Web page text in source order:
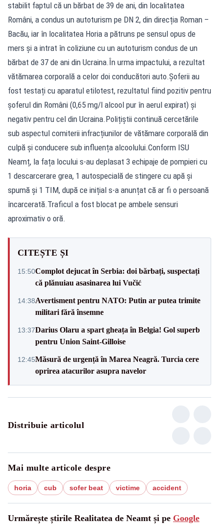
stabilit faptul că un bărbat de 39 de ani, din localitatea
Români, a condus un autoturism pe DN 2, din direcția Roman –
Bacău, iar în localitatea Horia a pătruns pe sensul opus de
mers și a intrat în coliziune cu un autoturism condus de un
bărbat de 37 de ani din Ucraina.În urma impactului, a rezultat
vătămarea corporală a celor doi conducători auto.Șoferii au
fost testați cu aparatul etilotest, rezultatul fiind pozitiv pentru
șoferul din Români (0,65 mg/l alcool pur în aerul expirat) și
negativ pentru cel din Ucraina.Polițiștii continuă cercetările
sub aspectul comiterii infracțiunilor de vătămare corporală din
culpă și conducere sub influența alcoolului.Conform ISU
Neamț, la fața locului s-au deplasat 3 echipaje de pompieri cu
1 descarcerare grea, 1 autospecială de stingere cu apă și
spumă și 1 TIM, după ce inițial s-a anunțat că ar fi o persoană
încarcerată.Traficul a fost blocat pe ambele sensuri
aproximativ o oră.
CITEȘTE ȘI
15:50Complot dejucat în Serbia: doi bărbați, suspectați
că plănuiau asasinarea lui Vučić
14:38Avertisment pentru NATO: Putin ar putea trimite
militari fără însemne
13:37Darius Olaru a spart gheața în Belgia! Gol superb
pentru Union Saint-Gilloise
12:45Măsură de urgență în Marea Neagră. Turcia cere
oprirea atacurilor asupra navelor
Distribuie articolul
Mai multe articole despre
horia cub sofer beat victime accident
Urmărește știrile Realitatea de Neamt și pe Google